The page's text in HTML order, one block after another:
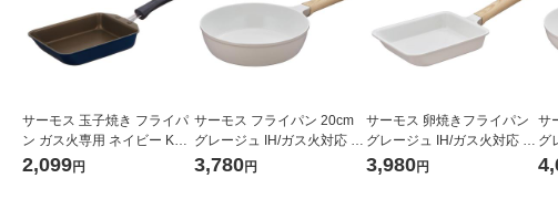
サーモス 玉子焼き フライパ
ン ガス火専用 ネイビー KFI-
013E NVY 1個
2,099円
サーモス フライパン 20cm
グレージュ IH/ガス火対応 K
FO-020 GG 1個 深型設計 軽
3,780円
サーモス 卵焼きフライパン
グレージュ IH/ガス火対応 K
FO-013E GG 1個 軽量 フッ
3,980円
サ
グ